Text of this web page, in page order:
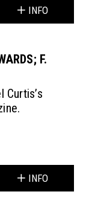
INFO
F.
Curtis’s
INFO